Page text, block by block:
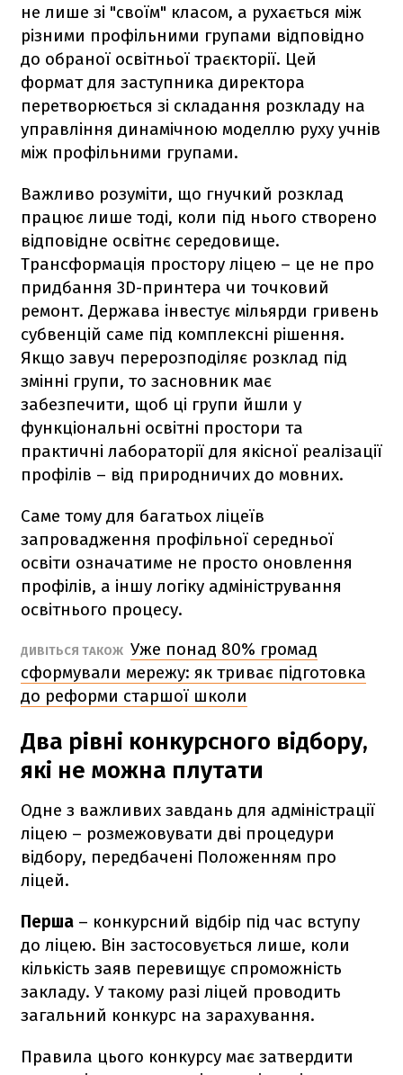
не лише зі "своїм" класом, а рухається між
різними профільними групами відповідно
до обраної освітньої траєкторії. Цей
формат для заступника директора
перетворюється зі складання розкладу на
управління динамічною моделлю руху учнів
між профільними групами.
Важливо розуміти, що гнучкий розклад
працює лише тоді, коли під нього створено
відповідне освітнє середовище.
Трансформація простору ліцею – це не про
придбання 3D-принтера чи точковий
ремонт. Держава інвестує мільярди гривень
субвенцій саме під комплексні рішення.
Якщо завуч перерозподіляє розклад під
змінні групи, то засновник має
забезпечити, щоб ці групи йшли у
функціональні освітні простори та
практичні лабораторії для якісної реалізації
профілів – від природничих до мовних.
Саме тому для багатьох ліцеїв
запровадження профільної середньої
освіти означатиме не просто оновлення
профілів, а іншу логіку адміністрування
освітнього процесу.
ДИВІТЬСЯ ТАКОЖ Уже понад 80% громад
сформували мережу: як триває підготовка
до реформи старшої школи
Два рівні конкурсного відбору,
які не можна плутати
Одне з важливих завдань для адміністрації
ліцею – розмежовувати дві процедури
відбору, передбачені Положенням про
ліцей.
Перша – конкурсний відбір під час вступу
до ліцею. Він застосовується лише, коли
кількість заяв перевищує спроможність
закладу. У такому разі ліцей проводить
загальний конкурс на зарахування.
Правила цього конкурсу має затвердити